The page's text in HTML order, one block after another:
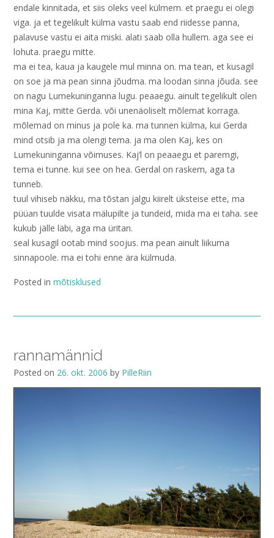
endale kinnitada, et siis oleks veel külmem. et praegu ei olegi
viga. ja et tegelikult külma vastu saab end riidesse panna,
palavuse vastu ei aita miski. alati saab olla hullem. aga see ei
lohuta. praegu mitte.
ma ei tea, kaua ja kaugele mul minna on. ma tean, et kusagil
on soe ja ma pean sinna jõudma. ma loodan sinna jõuda. see
on nagu Lumekuninganna lugu. peaaegu. ainult tegelikult olen
mina Kaj, mitte Gerda. või unenäoliselt mõlemat korraga.
mõlemad on minus ja pole ka. ma tunnen külma, kui Gerda
mind otsib ja ma olengi tema. ja ma olen Kaj, kes on
Lumekuninganna võimuses. Kaj’l on peaaegu et paremgi,
tema ei tunne. kui see on hea. Gerdal on raskem, aga ta
tunneb.
tuul vihiseb näkku, ma tõstan jalgu kiirelt üksteise ette, ma
püüan tuulde visata mälupilte ja tundeid, mida ma ei taha. see
kukub jälle läbi, aga ma üritan.
seal kusagil ootab mind soojus. ma pean ainult liikuma
sinnapoole. ma ei tohi enne ära külmuda.
Posted in mõtisklused
rannamännid
Posted on 26. okt. 2006 by PilleRiin